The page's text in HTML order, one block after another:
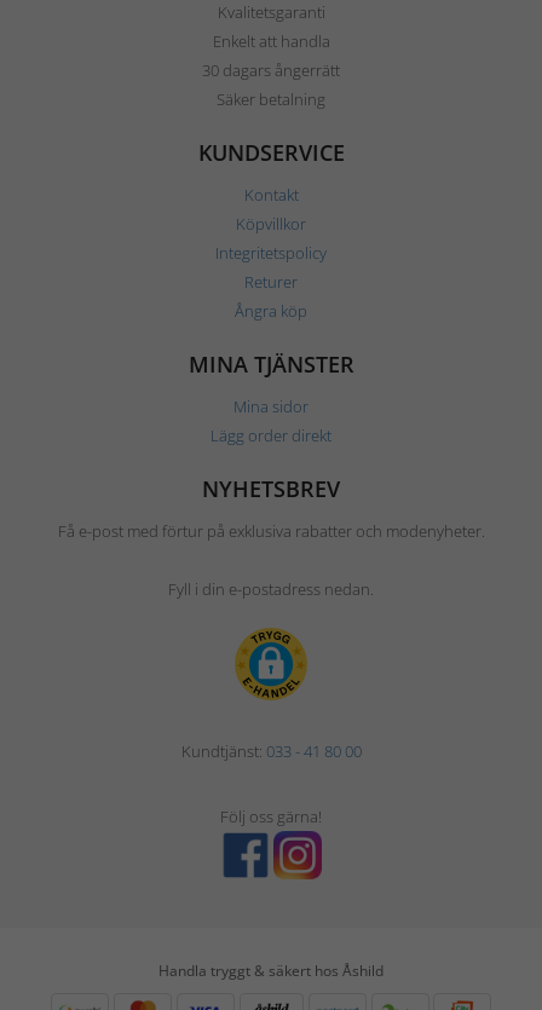
Kvalitetsgaranti
Enkelt att handla
30 dagars ångerrätt
Säker betalning
KUNDSERVICE
Kontakt
Köpvillkor
Integritetspolicy
Returer
Ångra köp
MINA TJÄNSTER
Mina sidor
Lägg order direkt
NYHETSBREV
Få e-post med förtur på exklusiva rabatter och modenyheter.
Fyll i din e-postadress nedan.
Kundtjänst: 033 - 41 80 00
Följ oss gärna!
Handla tryggt & säkert hos Åshild